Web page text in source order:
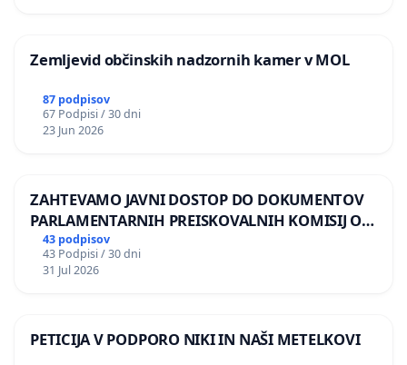
Zemljevid občinskih nadzornih kamer v MOL
87 podpisov
67 Podpisi / 30 dni
23 Jun 2026
ZAHTEVAMO JAVNI DOSTOP DO DOKUMENTOV
PARLAMENTARNIH PREISKOVALNIH KOMISIJ O
ILEGALNI TRGOVINI Z OROŽJEM
43 podpisov
43 Podpisi / 30 dni
31 Jul 2026
PETICIJA V PODPORO NIKI IN NAŠI METELKOVI